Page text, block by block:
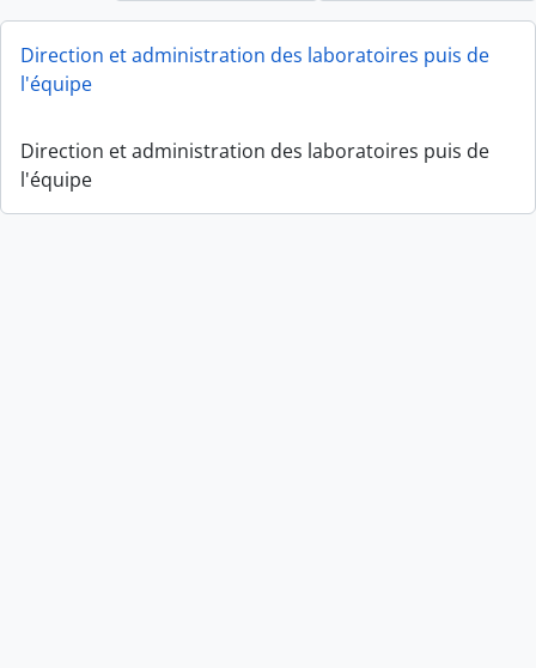
Direction et administration des laboratoires puis de
l'équipe
Direction et administration des laboratoires puis de
l'équipe